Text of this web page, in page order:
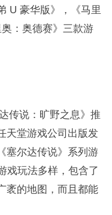
U 豪华版》，《马里
：奥德赛》三款游
传说：旷野之息》推
天堂游戏公司出版发
塞尔达传说》系列游
戏玩法多样，包含了
袤的地图，而且都能